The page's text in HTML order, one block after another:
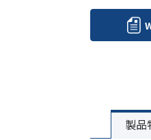
製品